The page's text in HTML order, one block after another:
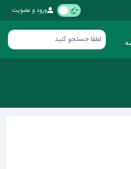
ورود و عضویت